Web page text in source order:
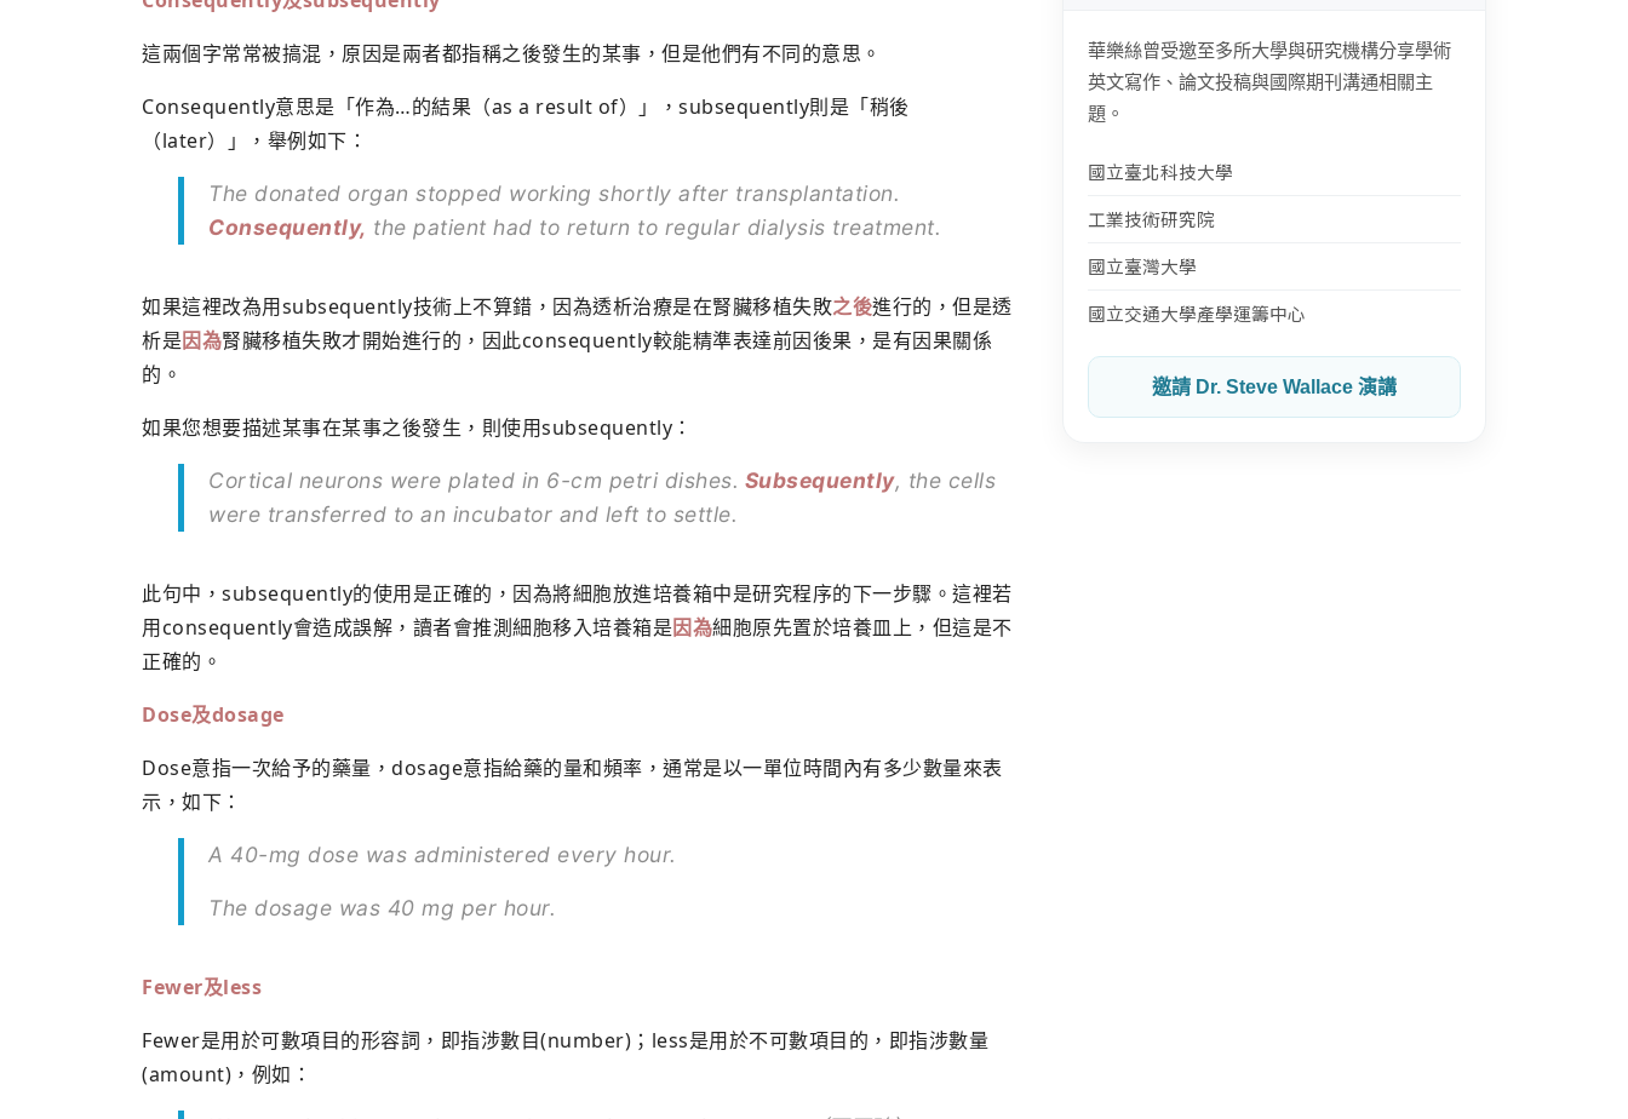
這兩個字常常被搞混，原因是兩者都指稱之後發生的某事，但是他們有不同的意思。
Consequently意思是「作為…的結果（as a result of）」，subsequently則是「稍後
（later）」，舉例如下：
The donated organ stopped working shortly after transplantation.
Consequently, the patient had to return to regular dialysis treatment.
如果這裡改為用subsequently技術上不算錯，因為透析治療是在腎臟移植失敗之後進行的，但是透
析是因為腎臟移植失敗才開始進行的，因此consequently較能精準表達前因後果，是有因果關係
的。
如果您想要描述某事在某事之後發生，則使用subsequently：
Cortical neurons were plated in 6-cm petri dishes. Subsequently, the cells
were transferred to an incubator and left to settle.
此句中，subsequently的使用是正確的，因為將細胞放進培養箱中是研究程序的下一步驟。這裡若
用consequently會造成誤解，讀者會推測細胞移入培養箱是因為細胞原先置於培養皿上，但這是不
正確的。
Dose及dosage
Dose意指一次給予的藥量，dosage意指給藥的量和頻率，通常是以一單位時間內有多少數量來表
示，如下：
A 40-mg dose was administered every hour.
The dosage was 40 mg per hour.
Fewer及less
Fewer是用於可數項目的形容詞，即指涉數目(number)；less是用於不可數項目的，即指涉數量
(amount)，例如：
華樂絲曾受邀至多所大學與研究機構分享學術
英文寫作、論文投稿與國際期刊溝通相關主
題。
國立臺北科技大學
工業技術研究院
國立臺灣大學
國立交通大學產學運籌中心
邀請 Dr. Steve Wallace 演講